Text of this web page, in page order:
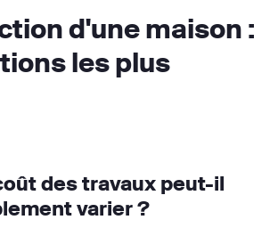
d'une maison :
les plus
des travaux peut-il
varier ?